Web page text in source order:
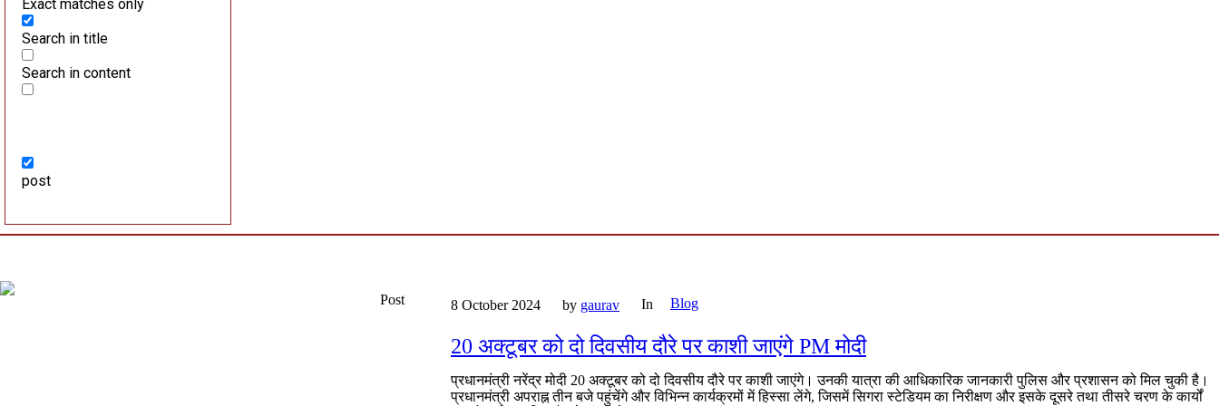
Exact matches only
Search in title
Search in content
post
Post 8 October 2024 by gaurav In Blog
20 अक्टूबर को दो दिवसीय दौरे पर काशी जाएंगे PM मोदी
प्रधानमंत्री नरेंद्र मोदी 20 अक्टूबर को दो दिवसीय दौरे पर काशी जाएंगे। उनकी यात्रा की आधिकारिक जानकारी पुलिस और प्रशासन को मिल चुकी है।
प्रधानमंत्री अपराह्न तीन बजे पहुंचेंगे और विभिन्न कार्यक्रमों में हिस्सा लेंगे, जिसमें सिगरा स्टेडियम का निरीक्षण और इसके दूसरे तथा तीसरे चरण के कार्यों